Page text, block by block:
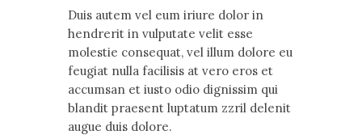
Duis autem vel eum iriure dolor in
hendrerit in vulputate velit esse
molestie consequat, vel illum dolore eu
feugiat nulla facilisis at vero eros et
accumsan et iusto odio dignissim qui
blandit praesent luptatum zzril delenit
augue duis dolore.